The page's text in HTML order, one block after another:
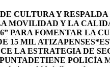
CULTURA Y
MOVILIDAD Y LA
PARA FOMENTAR LA
15 MIL ATIZAPENSES
LA ESTRATEGIA DE
DETIENE POLICÍA